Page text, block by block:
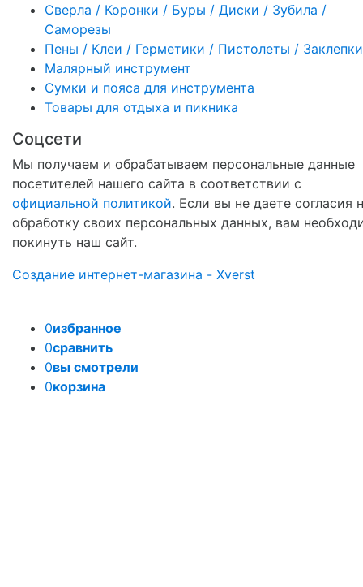
Сверла / Коронки / Буры / Диски / Зубила /
Саморезы
Пены / Клеи / Герметики / Пистолеты / Заклепки
Малярный инструмент
Сумки и пояса для инструмента
Товары для отдыха и пикника
Соцсети
Мы получаем и обрабатываем персональные данные
посетителей нашего сайта в соответствии с
официальной политикой. Если вы не даете согласия
обработку своих персональных данных, вам
покинуть наш сайт.
Создание интернет-магазина - Xverst
0избранное
0сравнить
0вы смотрели
0корзина